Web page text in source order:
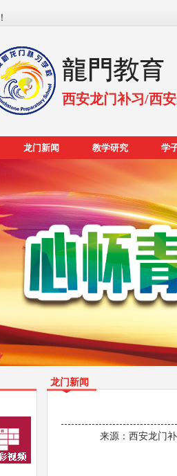
西安龙门补习/西
龙门新闻 教学研究 学
龙门新闻
来源： 西安龙门